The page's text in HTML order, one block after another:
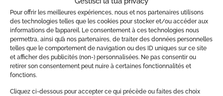
Pour offrir les meilleures expériences, nous et nos partenaires utilisons
des technologies telles que les cookies pour stocker et/ou accéder aux
informations de l’appareil. Le consentement à ces technologies nous
permettra, ainsi qu’à nos partenaires, de traiter des données personnelles
telles que le comportement de navigation ou des ID uniques sur ce site
et afficher des publicités (non-) personnalisées. Ne pas consentir ou
retirer son consentement peut nuire à certaines fonctionnalités et
fonctions.
Cliquez ci-dessous pour accepter ce qui précède ou faites des choix
BARBA
ACQUA da BARBA-SHAVING
WATER-300ML
€15.00